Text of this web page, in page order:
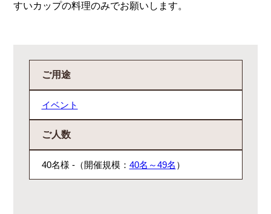
すいカップの料理のみでお願いします。
ご用途
イベント
ご人数
40名様 -（開催規模： 40名～49名 ）